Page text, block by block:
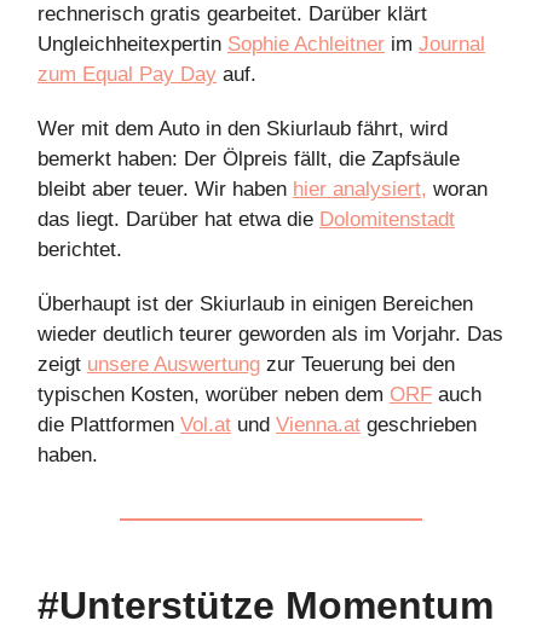
rechnerisch gratis gearbeitet. Darüber klärt
Ungleichheitexpertin Sophie Achleitner im Journal
zum Equal Pay Day auf.
Wer mit dem Auto in den Skiurlaub fährt, wird
bemerkt haben: Der Ölpreis fällt, die Zapfsäule
bleibt aber teuer. Wir haben hier analysiert, woran
das liegt. Darüber hat etwa die Dolomitenstadt
berichtet.
Überhaupt ist der Skiurlaub in einigen Bereichen
wieder deutlich teurer geworden als im Vorjahr. Das
zeigt unsere Auswertung zur Teuerung bei den
typischen Kosten, worüber neben dem ORF auch
die Plattformen Vol.at und Vienna.at geschrieben
haben.
#Unterstütze Momentum